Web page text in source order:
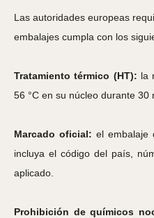
Las autoridades europeas
embalajes cumpla con los
Tratamiento térmico (HT): la
56 °C en su núcleo durante 30
Marcado oficial: el embalaje
incluya el código del país,
aplicado.
Prohibición de químicos